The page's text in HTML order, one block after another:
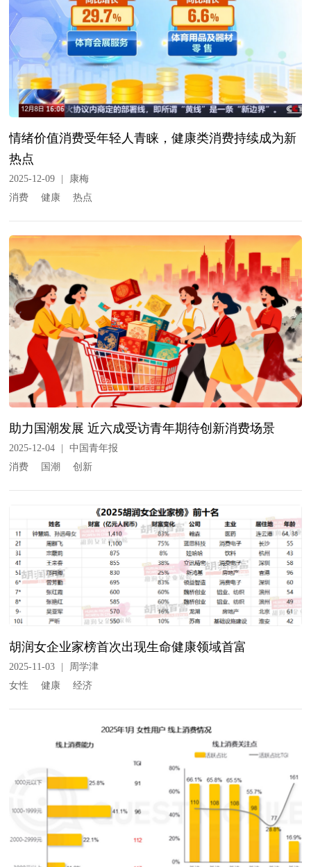
情绪价值消费受年轻人青睐，健康类消费持续成为新
热点
2025-12-09
康梅
消费
健康 热点
助力国潮发展 近六成受访青年期待创新消费场景
2025-12-04
中国青年报
消费
国潮 创新
胡润女企业家榜首次出现生命健康领域首富
2025-11-03
周学津
女性
健康 经济